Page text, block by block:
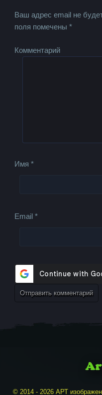
Ваш адрес email не
поля помечены*
Комментарий
Имя*
Email*
© 2014 - 2026 АРТ